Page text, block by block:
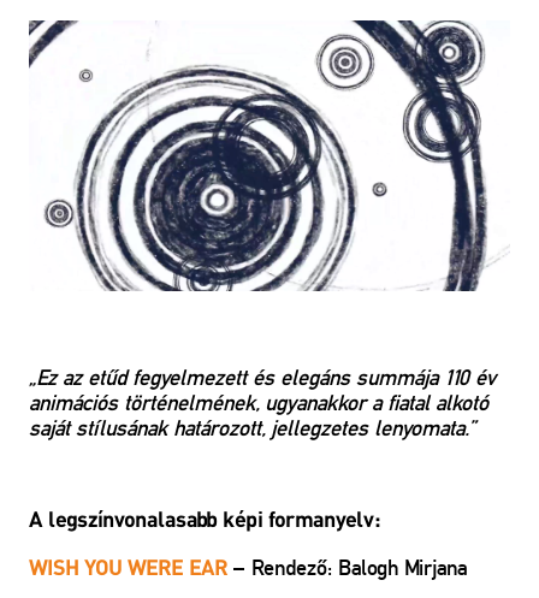
„Ez az etűd fegyelmezett és elegáns summája 110 év
animációs történelmének, ugyanakkor a fiatal alkotó
saját stílusának határozott, jellegzetes lenyomata.”
A legszínvonalasabb képi formanyelv:
WISH YOU WERE EAR – Rendező: Balogh Mirjana